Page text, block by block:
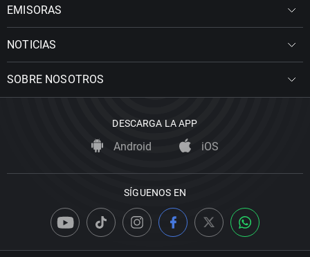
EMISORAS
NOTICIAS
SOBRE NOSOTROS
DESCARGA LA APP
Android iOS
SÍGUENOS EN